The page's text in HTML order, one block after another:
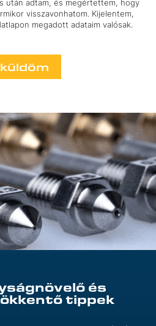
után adtam, és megértettem, hogy
visszavonhatom. Kijelentem,
megadott adataim valósak.
és
tippek